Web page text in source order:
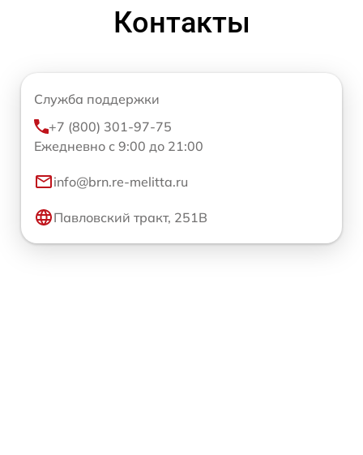
Контакты
Служба поддержки
+7 (800) 301-97-75
Ежедневно с 9:00 до 21:00
info@brn.re-melitta.ru
Павловский тракт, 251В